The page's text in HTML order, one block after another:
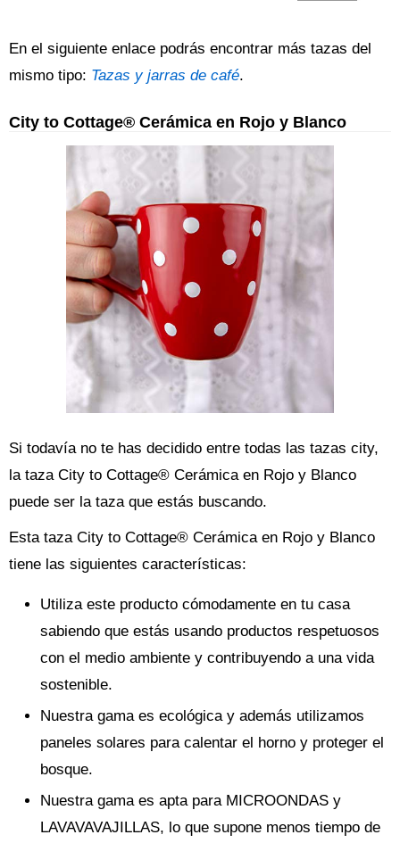
En el siguiente enlace podrás encontrar más tazas del
mismo tipo: Tazas y jarras de café.
City to Cottage® Cerámica en Rojo y Blanco
Si todavía no te has decidido entre todas las tazas city,
la taza City to Cottage® Cerámica en Rojo y Blanco
puede ser la taza que estás buscando.
Esta taza City to Cottage® Cerámica en Rojo y Blanco
tiene las siguientes características:
Utiliza este producto cómodamente en tu casa
sabiendo que estás usando productos respetuosos
con el medio ambiente y contribuyendo a una vida
sostenible.
Nuestra gama es ecológica y además utilizamos
paneles solares para calentar el horno y proteger el
bosque.
Nuestra gama es apta para MICROONDAS y
LAVAVAVAJILLAS, lo que supone menos tiempo de